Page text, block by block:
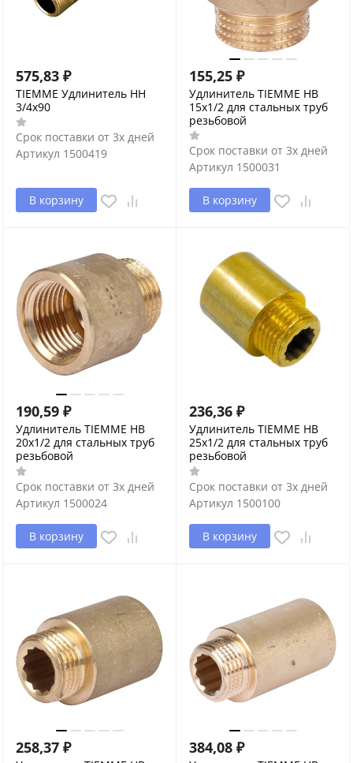
575,83 ₽
TIEMME Удлинитель НН
3/4х90
Срок поставки от 3х дней
Артикул 1500419
В корзину
155,25 ₽
Удлинитель TIEMME HВ
15x1/2 для стальных труб
резьбовой
Срок поставки от 3х дней
Артикул 1500031
В корзину
190,59 ₽
Удлинитель TIEMME HВ
20x1/2 для стальных труб
резьбовой
Срок поставки от 3х дней
Артикул 1500024
В корзину
236,36 ₽
Удлинитель TIEMME HВ
25x1/2 для стальных труб
резьбовой
Срок поставки от 3х дней
Артикул 1500100
В корзину
258,37 ₽ 384,08 ₽